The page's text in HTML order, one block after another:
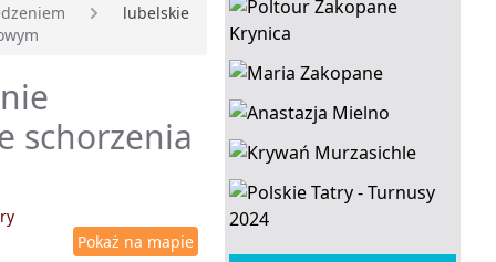
lubelskie
schorzenia
Pokaż na mapie